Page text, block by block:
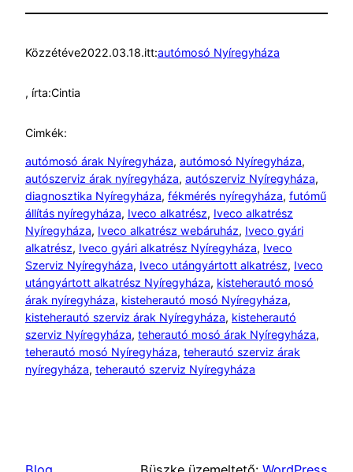
Közzétéve2022.03.18.itt:autómosó Nyíregyháza
, írta:Cintia
Cimkék:
autómosó árak Nyíregyháza, autómosó Nyíregyháza
autószerviz árak nyíregyháza, autószerviz Nyíregyháza
diagnosztika Nyíregyháza, fékmérés nyíregyháza, futómű
állítás nyíregyháza, Iveco alkatrész, Iveco alkatrész
Nyíregyháza, Iveco alkatrész webáruház, Iveco gyári
alkatrész, Iveco gyári alkatrész Nyíregyháza, Iveco
Szerviz Nyíregyháza, Iveco utángyártott alkatrész, Iveco
utángyártott alkatrész Nyíregyháza, kisteherautó mosó
árak nyíregyháza, kisteherautó mosó Nyíregyháza
kisteherautó szerviz árak Nyíregyháza, kisteherautó
szerviz Nyíregyháza, teherautó mosó árak Nyíregyháza
teherautó mosó Nyíregyháza, teherautó szerviz árak
nyíregyháza, teherautó szerviz Nyíregyháza